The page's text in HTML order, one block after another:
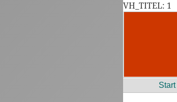
VH_TITEL: 1
Start